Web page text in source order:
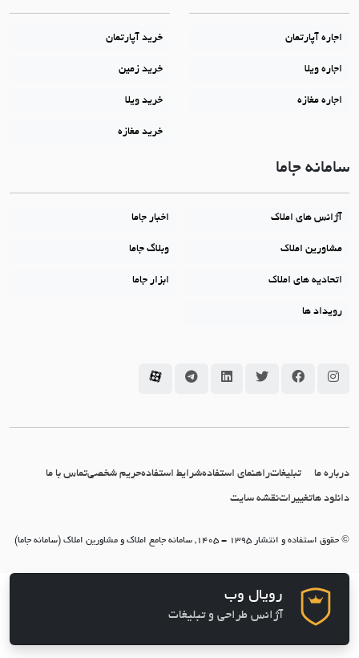
اجاره آپارتمان
اجاره ویلا
اجاره مغازه
خرید آپارتمان
خرید زمین
خرید ویلا
خرید مغازه
سامانه جاما
آژانس های املاک اخبار جاما
مشاورین املاک وبلاگ جاما
اتحادیه های املاک ابزار جاما
رویداد ها
سامانه جاما در اینستاگرام
سامانه جاما در فیسبوک
سامانه جاما در توئیتر
سامانه جاما در لینکداین
سامانه جاما در تلگرام
سامانه جاما در آپارات
درباره ما تبلیغاتراهنمای استفادهشرایط استفادهحریم شخصیتماس با ما
دانلود هاتغییراتنقشه سایت
© حقوق استفاده و انتشار 1395 - 1405, سامانه جامع املاک و مشاورین املاک (سامانه جاما)
رویال وب
آژانس طراحی و تبلیغات